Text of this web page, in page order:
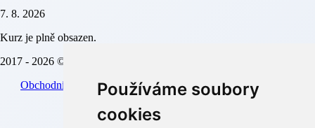
Používáme soubory
cookies
7. 8. 2026
Kurz je plně obsazen.
2017 - 2026 © Herecké workshopy Kalegro
Obchodní podmínky|Podmínky ochrany osobních údajů